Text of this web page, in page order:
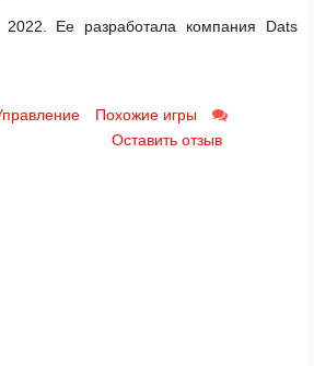
Ее разработала компания Dats
Похожие игры
Оставить отзыв